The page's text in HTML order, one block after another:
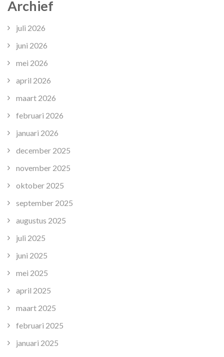
Archief
juli 2026
juni 2026
mei 2026
april 2026
maart 2026
februari 2026
januari 2026
december 2025
november 2025
oktober 2025
september 2025
augustus 2025
juli 2025
juni 2025
mei 2025
april 2025
maart 2025
februari 2025
januari 2025